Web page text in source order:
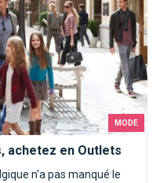
MODE
achetez en Outlets
n'a pas manqué le